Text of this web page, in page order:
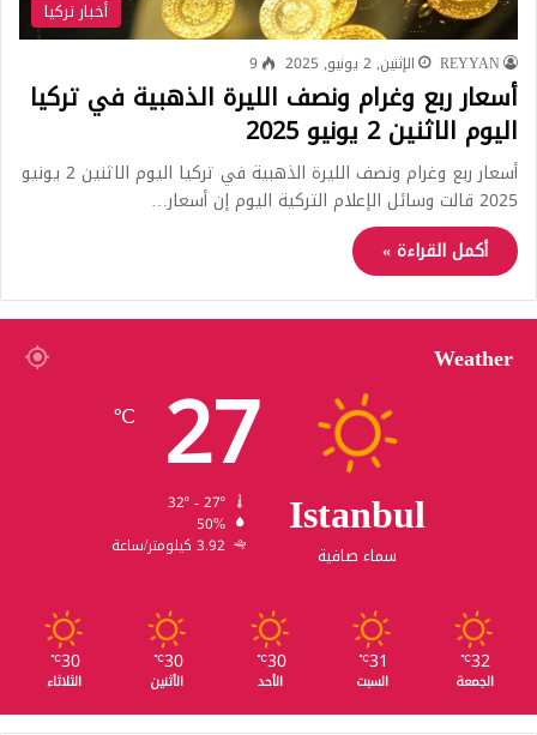
أخبار تركيا
REYYAN الإثنين, 2 يونيو, 2025 9
أسعار ربع وغرام ونصف الليرة الذهبية في تركيا
اليوم الاثنين 2 يونيو 2025
أسعار ربع وغرام ونصف الليرة الذهبية في تركيا اليوم الاثنين 2 يونيو
2025 قالت وسائل الإعلام التركية اليوم إن أسعار…
أكمل القراءة »
Weather
Istanbul
سماء صافية
27
℃
50%
3.92 كيلومتر/ساعة
32
℃
الجمعة
31
℃
السبت
30
℃
الأحد
30
℃
الأثنين
30
℃
الثلاثاء